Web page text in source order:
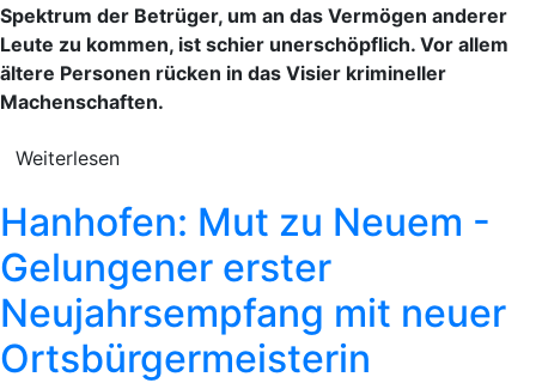
Spektrum der Betrüger, um an das Vermögen anderer
Leute zu kommen, ist schier unerschöpflich. Vor allem
ältere Personen rücken in das Visier krimineller
Machenschaften.
Weiterlesen
Hanhofen: Mut zu Neuem -
Gelungener erster
Neujahrsempfang mit neuer
Ortsbürgermeisterin